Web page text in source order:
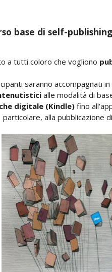
base di self-
a tutti coloro che vogliono
saranno accompagnati
alle modalità di
digitale (Kindle) fino
particolare, alla pubblicazione